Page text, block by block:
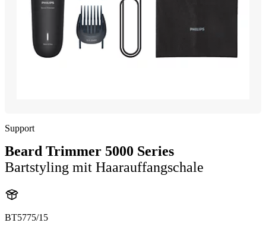
Support
Beard Trimmer 5000 Series
Bartstyling mit Haarauffangschale
BT5775/15